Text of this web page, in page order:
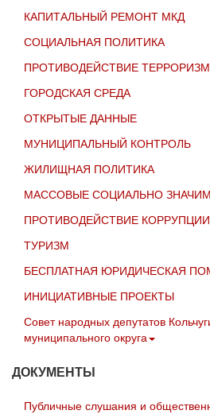
КАПИТАЛЬНЫЙ РЕМОНТ МКД
СОЦИАЛЬНАЯ ПОЛИТИКА
ПРОТИВОДЕЙСТВИЕ
ГОРОДСКАЯ СРЕДА
ОТКРЫТЫЕ ДАННЫЕ
МУНИЦИПАЛЬНЫЙ КОНТРОЛЬ
ЖИЛИЩНАЯ ПОЛИТИКА
МАССОВЫЕ СОЦИАЛЬНО
ПРОТИВОДЕЙСТВИЕ КОРРУПЦИИ
ТУРИЗМ
БЕСПЛАТНАЯ ЮРИДИЧЕСКАЯ
ИНИЦИАТИВНЫЕ ПРОЕКТЫ
Совет народных депутатов
муниципального округа
ДОКУМЕНТЫ
Публичные слушания и